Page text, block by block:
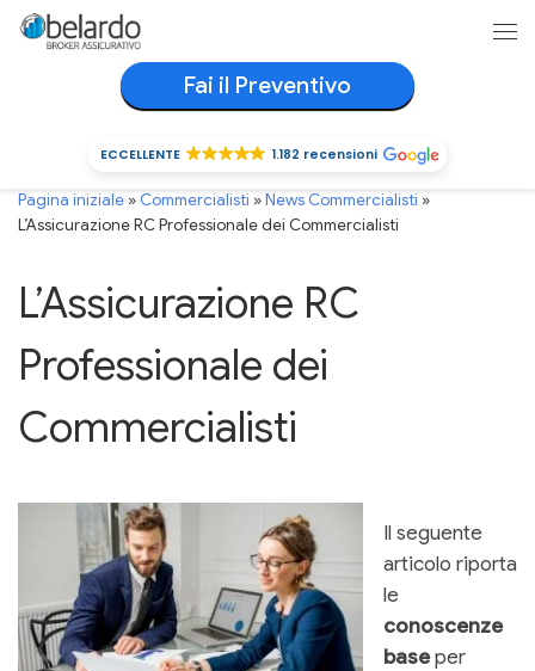
Passa al contenuto
Fai il Preventivo
ECCELLENTE 1.182 recensioni
Pagina iniziale » Commercialisti »News Commercialisti »
L’Assicurazione RC Professionale dei Commercialisti
L’Assicurazione RC
Professionale dei
Commercialisti
Il seguente
articolo riporta
le
conoscenze
baseper